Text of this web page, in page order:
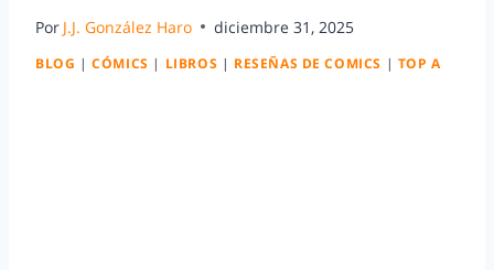
Por J.J. González Haro diciembre 31, 2025
BLOG |CÓMICS | LIBROS | RESEÑAS DE COMICS | TOP A